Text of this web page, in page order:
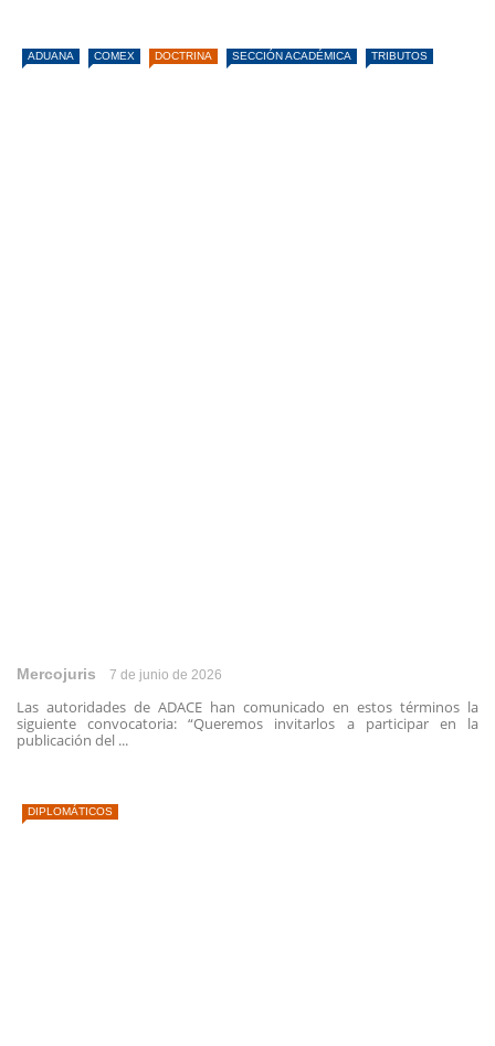
ADUANA COMEX DOCTRINA SECCIÓN ACADÉMICA TRIBUTOS
Mercojuris 7 de junio de 2026
Las autoridades de ADACE han comunicado en estos términos la
siguiente convocatoria: “Queremos invitarlos a participar en la
publicación del ...
DIPLOMÁTICOS